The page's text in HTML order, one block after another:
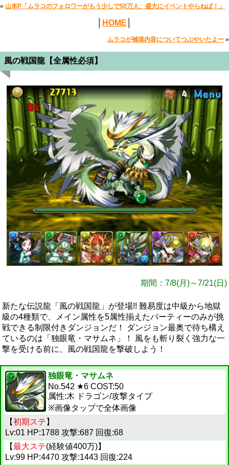
« 山本P「ムラコのフォロワーがもう少しで50万人、盛大にイベントやらねば！」
HOME
ムラコが補填内容についてつぶやいたよー »
風の戦国龍【全属性必須】
期間：7/8(月)～7/21(日)
新たな伝説龍「風の戦国龍」が登場!! 難易度は中級から地獄
級の4種類で、メイン属性を5属性揃えたパーティーのみが挑
戦できる制限付きダンジョンだ！ ダンジョン最奥で待ち構え
ているのは「独眼竜・マサムネ」！ 風をも斬り裂く強力な一
撃を受ける前に、風の戦国龍を撃破しよう！
独眼竜・マサムネ
No.542 ★6 COST:50
属性:木 ドラゴン/攻撃タイプ
※画像タップで全体画像
【初期ステ 】
Lv:01 HP:1788 攻撃:687 回復:68
【最大ステ(経験値400万)】
Lv:99 HP:4470 攻撃:1443 回復:224